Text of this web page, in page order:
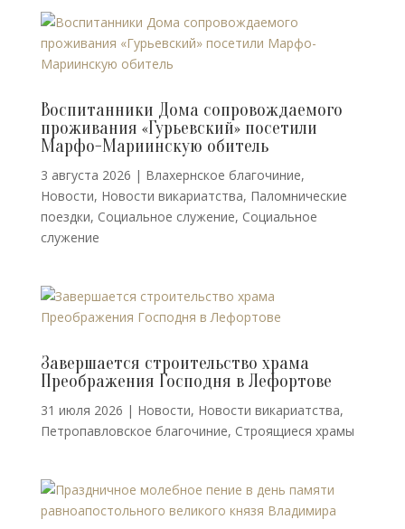
Воспитанники Дома сопровождаемого
проживания «Гурьевский» посетили
Марфо-Мариинскую обитель
3 августа 2026 | Влахернское благочиние,
Новости, Новости викариатства, Паломнические
поездки, Социальное служение, Социальное
служение
Завершается строительство храма
Преображения Господня в Лефортове
31 июля 2026 | Новости, Новости викариатства,
Петропавловское благочиние, Строящиеся храмы